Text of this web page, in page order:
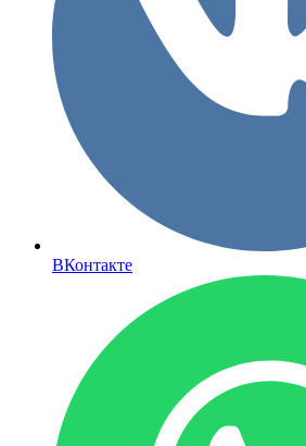
ВКонтакте